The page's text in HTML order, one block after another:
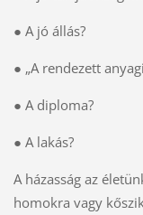
● A jó állás?
● „A rendezett
● A diploma?
● A lakás?
A házasság az
homokra vagy